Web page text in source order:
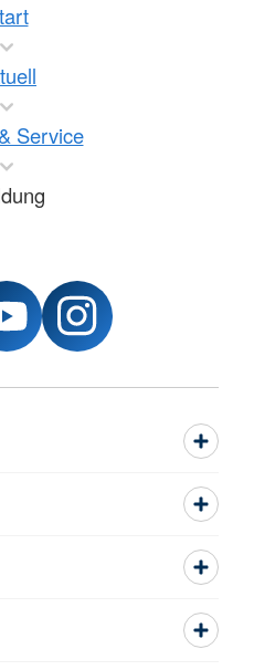
Service